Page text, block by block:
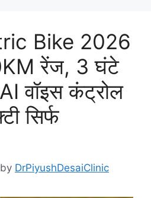
Bike 2026
रेंज, 3 घंटे
वॉइस कंट्रोल
सिर्फ
by DrPiyushDesaiClinic